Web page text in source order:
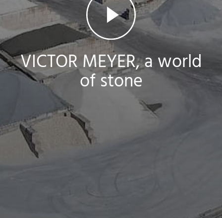
VICTOR MEYER, a world
of stone
Video ansehen